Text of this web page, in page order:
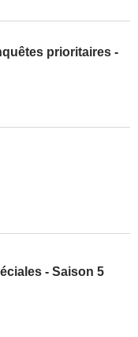
prioritaires -
- Saison 5